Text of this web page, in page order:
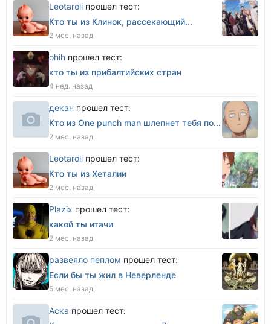
Leotaroli прошел тест:
Кто ты из Клинок, рассекающий...
2 мес. назад
оhih прошел тест:
кто ты из прибалтийских стран
4 нед. назад
декан прошел тест:
Кто из One punch man шлепнет тебя по...
2 мес. назад
Leotaroli прошел тест:
Кто ты из Хеталии
2 мес. назад
Plazix прошел тест:
какой ты итачи
2 мес. назад
развеяло пеплом прошел тест:
Если бы ты жил в Неверленде
5 мес. назад
Аска прошел тест: